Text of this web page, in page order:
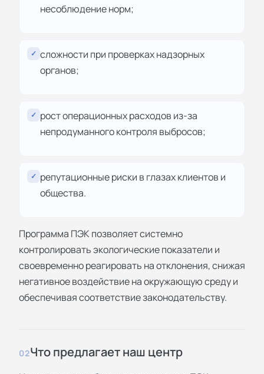
несоблюдение норм;
✓ сложности при проверках надзорных
органов;
✓ рост операционных расходов из-за
непродуманного контроля выбросов;
✓ репутационные риски в глазах клиентов и
общества.
Программа ПЭК позволяет системно
контролировать экологические показатели и
своевременно реагировать на отклонения, снижая
негативное воздействие на окружающую среду и
обеспечивая соответствие законодательству.
02Что предлагает наш центр